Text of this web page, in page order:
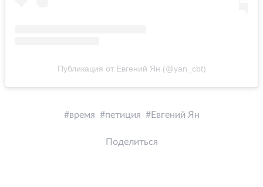
Публикация от Евгений Ян (@yan_cbt)
время петиция Евгений Ян
Поделиться